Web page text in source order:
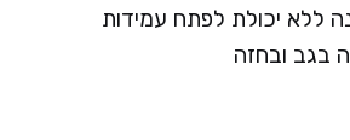
ללא יכולת לפתח עמידות
בגב ובחזה